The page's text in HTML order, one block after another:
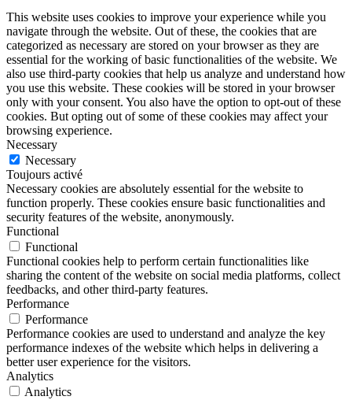
This website uses cookies to improve your experience while you
navigate through the website. Out of these, the cookies that are
categorized as necessary are stored on your browser as they are
essential for the working of basic functionalities of the website. We
also use third-party cookies that help us analyze and understand how
you use this website. These cookies will be stored in your browser
only with your consent. You also have the option to opt-out of these
cookies. But opting out of some of these cookies may affect your
browsing experience.
Necessary
Necessary
Toujours activé
Necessary cookies are absolutely essential for the website to
function properly. These cookies ensure basic functionalities and
security features of the website, anonymously.
Functional
Functional
Functional cookies help to perform certain functionalities like
sharing the content of the website on social media platforms, collect
feedbacks, and other third-party features.
Performance
Performance
Performance cookies are used to understand and analyze the key
performance indexes of the website which helps in delivering a
better user experience for the visitors.
Analytics
Analytics